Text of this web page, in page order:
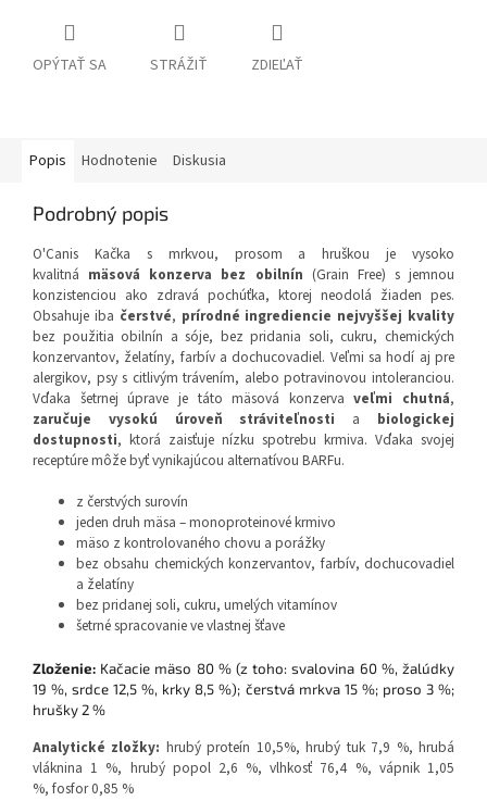
OPÝTAŤ SA STRÁŽIŤ ZDIEĽAŤ
Popis Hodnotenie Diskusia
Podrobný popis
O'Canis Kačka s mrkvou, prosom a hruškou je vysoko
kvalitná mäsová konzerva bez obilnín (Grain Free) s jemnou
konzistenciou ako zdravá pochúťka, ktorej neodolá žiaden pes.
Obsahuje iba čerstvé, prírodné ingrediencie nejvyššej kvality
bez použitia obilnín a sóje, bez pridania soli, cukru, chemických
konzervantov, želatíny, farbív a dochucovadiel. Veľmi sa hodí aj pre
alergikov, psy s citlivým trávením, alebo potravinovou intoleranciou.
Vďaka šetrnej úprave je táto mäsová konzervaveľmi chutná,
zaručuje vysokú úroveň stráviteľnosti a
biologickej
dostupnosti, ktorá zaisťuje nízku spotrebu krmiva. Vďaka svojej
receptúre môže byť vynikajúcou alternatívou BARFu.
z čerstvých surovín
jeden druh mäsa – monoproteinové krmivo
mäso z kontrolovaného chovu a porážky
bez obsahu chemických konzervantov, farbív, dochucovadiel
a želatíny
bez pridanej soli, cukru, umelých vitamínov
šetrné spracovanie ve vlastnej šťave
Zloženie: Kačacie mäso 80 % (z toho: svalovina 60 %, žalúdky
19 %, srdce 12,5 %, krky 8,5 %); čerstvá mrkva 15 %; proso 3 %;
hrušky 2 %
Analytické zložky: hrubý proteín 10,5%, hrubý tuk 7,9 %, hrubá
vláknina 1 %, hrubý popol 2,6 %, vlhkosť 76,4 %, vápnik 1,05
%, fosfor 0,85 %